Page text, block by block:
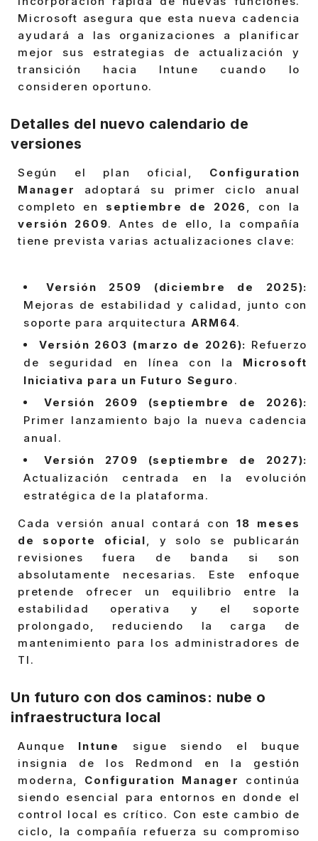
Microsoft asegura que esta nueva cadencia
ayudará a las organizaciones a planificar
mejor sus estrategias de actualización y
transición hacia Intune cuando lo
consideren oportuno.
Detalles del nuevo calendario de
versiones
Según el plan oficial, Configuration
Manager
adoptará su primer ciclo anual
completo en septiembre de 2026, con la
versión 2609. Antes de ello, la compañía
tiene prevista varias actualizaciones clave:
Versión 2509 (diciembre de 2025):
Mejoras de estabilidad y calidad, junto con
soporte para arquitectura ARM64.
Versión 2603 (marzo de 2026): Refuerzo
de seguridad en línea con la Microsoft
Iniciativa para un Futuro Seguro .
Versión 2609 (septiembre de 2026):
Primer lanzamiento bajo la nueva cadencia
anual.
Versión 2709 (septiembre de 2027):
Actualización centrada en la evolución
estratégica de la plataforma.
Cada versión anual contará con18 meses
de soporte oficial, y solo se publicarán
revisiones fuera de banda si son
absolutamente necesarias. Este enfoque
pretende ofrecer un equilibrio entre la
estabilidad operativa y el soporte
prolongado, reduciendo la carga de
mantenimiento para los administradores de
TI.
Un futuro con dos caminos: nube o
infraestructura local
Aunque Intune sigue siendo el buque
insignia de los Redmond en la gestión
moderna, Configuration Manager
continúa
siendo esencial para entornos en donde el
control local es crítico. Con este cambio de
ciclo, la compañía refuerza su compromiso